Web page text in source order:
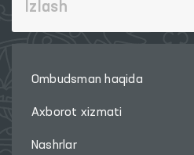
Ombudsman haqida
Axborot xizmati
Nashrlar